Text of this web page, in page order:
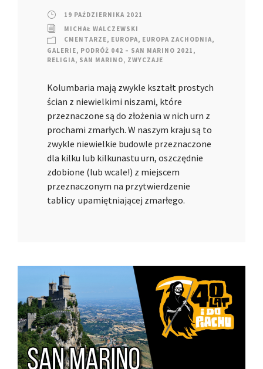
19 PAŹDZIERNIKA 2021
MICHAŁ WALCZEWSKI
CMENTARZE, EUROPA, EUROPA ZACHODNIA,
GALERIE, PODRÓŻ 042 – SAN MARINO 2021 ,
RELIGIA, SAN MARINO, ZWYCZAJE
Kolumbaria mają zwykle kształt prostych
ścian z niewielkimi niszami, które
przeznaczone są do złożenia w nich urn z
prochami zmarłych. W naszym kraju są to
zwykle niewielkie budowle przeznaczone
dla kilku lub kilkunastu urn, oszczędnie
zdobione (lub wcale!) z miejscem
przeznaczonym na przytwierdzenie
tablicy upamiętniającej zmarłego.